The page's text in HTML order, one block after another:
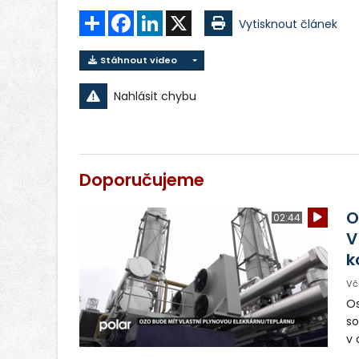
Sdílet FacebookLinkedIn Vytisknout článek
Stáhnout video
Nahlásit chybu
Doporučujeme
02:44
v